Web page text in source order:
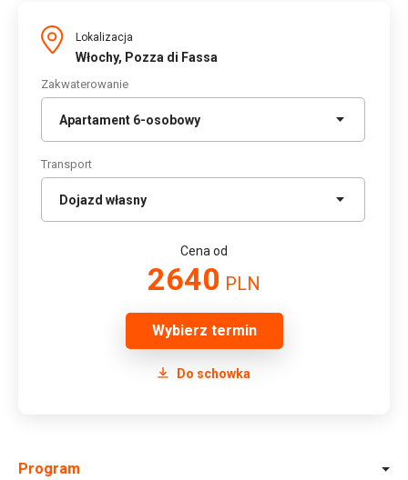
Lokalizacja
Włochy, Pozza di Fassa
Zakwaterowanie
Transport
Cena od
2640 PLN
Wybierz termin
Do schowka
Program